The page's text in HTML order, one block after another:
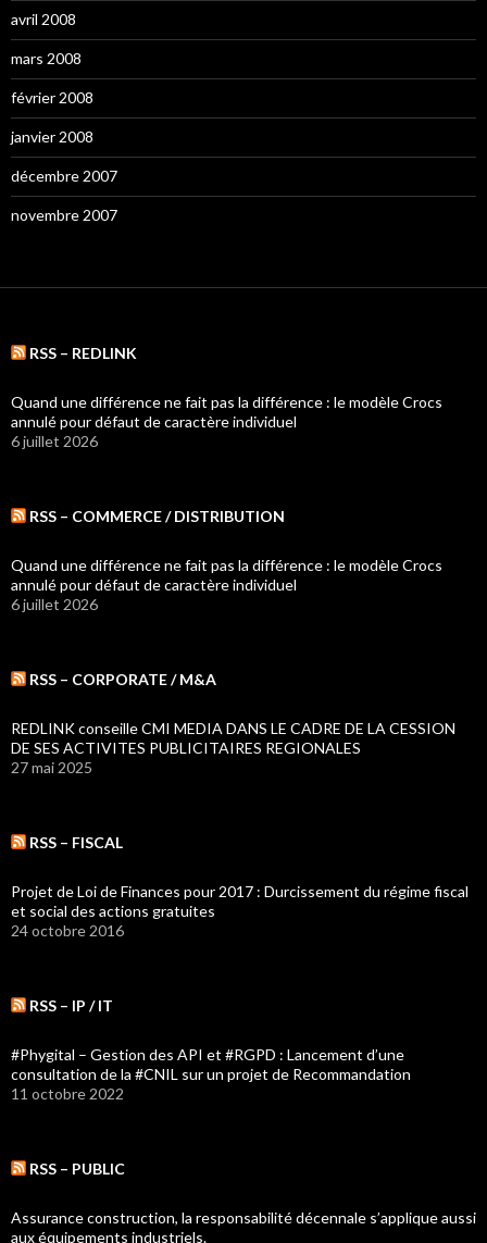
avril 2008
mars 2008
février 2008
janvier 2008
décembre 2007
novembre 2007
RSS – REDLINK
Quand une différence ne fait pas la différence : le modèle Crocs
annulé pour défaut de caractère individuel
6 juillet 2026
RSS – COMMERCE / DISTRIBUTION
Quand une différence ne fait pas la différence : le modèle Crocs
annulé pour défaut de caractère individuel
6 juillet 2026
RSS – CORPORATE / M&A
REDLINK conseille CMI MEDIA DANS LE CADRE DE LA CESSION
DE SES ACTIVITES PUBLICITAIRES REGIONALES
27 mai 2025
RSS – FISCAL
Projet de Loi de Finances pour 2017 : Durcissement du régime fiscal
et social des actions gratuites
24 octobre 2016
RSS – IP / IT
#Phygital – Gestion des API et #RGPD : Lancement d’une
consultation de la #CNIL sur un projet de Recommandation
11 octobre 2022
RSS – PUBLIC
Assurance construction, la responsabilité décennale s’applique aussi
aux équipements industriels.